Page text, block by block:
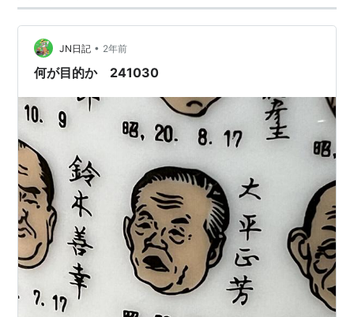
JN日記 • 2年前
何が目的か 241030